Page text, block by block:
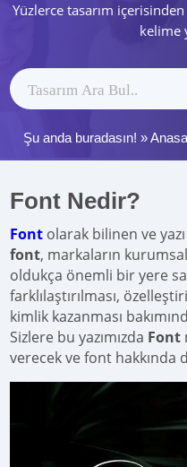
Yüzlerce tasarım
kelime
Şu anda buradasın! »
Font Nedir?
Font olarak bilinen ve
font, markaların
oldukça önemli bir yere
farklılaştırılması,
kimlik kazanması
Sizlere bu yazımızda Font
verecek ve font hakkında